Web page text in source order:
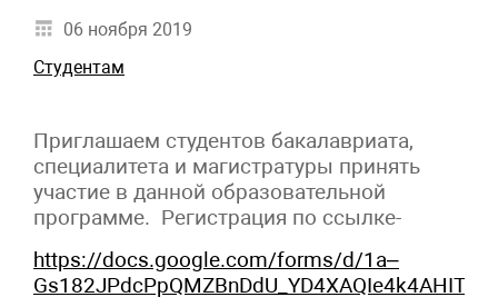
06 ноября 2019
Студентам
Приглашаем студентов бакалавриата,
специалитета и магистратуры принять
участие в данной образовательной
программе. Регистрация по ссылке-
https://docs.google.com/forms/d/1a–